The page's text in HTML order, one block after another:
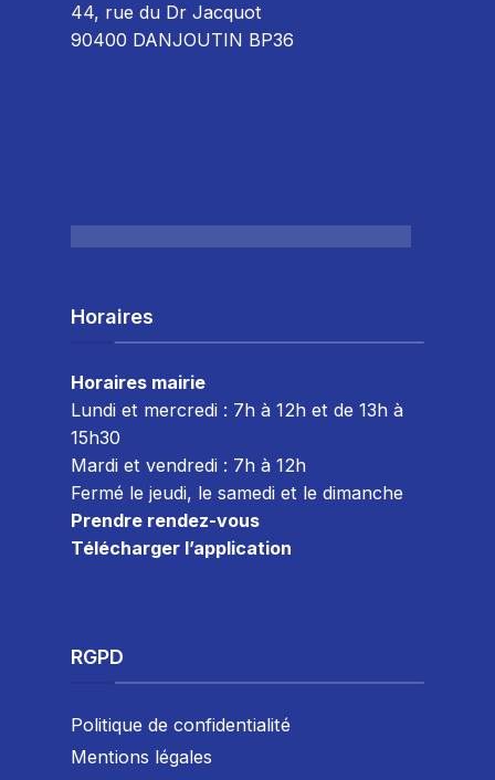
44, rue du Dr Jacquot
90400 DANJOUTIN BP36
Horaires
Horaires mairie
Lundi et mercredi : 7h à 12h et de 13h à
15h30
Mardi et vendredi : 7h à 12h
Fermé le jeudi, le samedi et le dimanche
Prendre rendez-vous
Télécharger l’application
RGPD
Politique de confidentialité
Mentions légales